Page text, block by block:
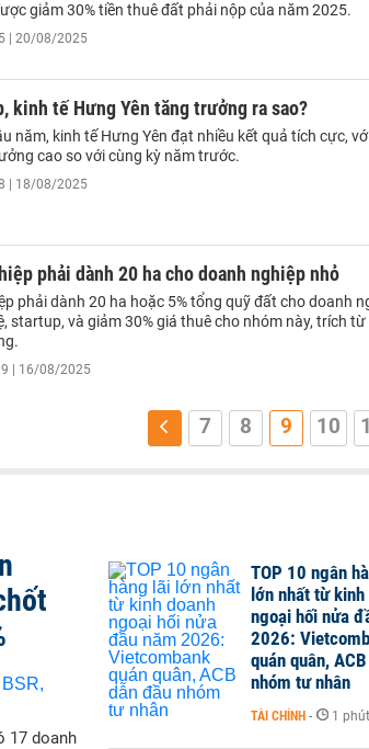
giảm 30% tiền thuê đất phải nộp của năm 2025.
| 20/08/2025
kinh tế Hưng Yên tăng trưởng ra sao?
năm, kinh tế Hưng Yên đạt nhiều kết quả tích cực,
cao so với cùng kỳ năm trước.
| 18/08/2025
phải dành 20 ha cho doanh nghiệp nhỏ
phải dành 20 ha hoặc 5% tổng quỹ đất cho doanh
startup, và giảm 30% giá thuê cho nhóm này, trích từ
| 16/08/2025
7 8 9 10
17 doanh
TOP 10 ngân
lớn nhất từ kinh
ngoại hối nửa
2026:
quán quân,
nhóm tư nhân
TÀI CHÍNH - 1